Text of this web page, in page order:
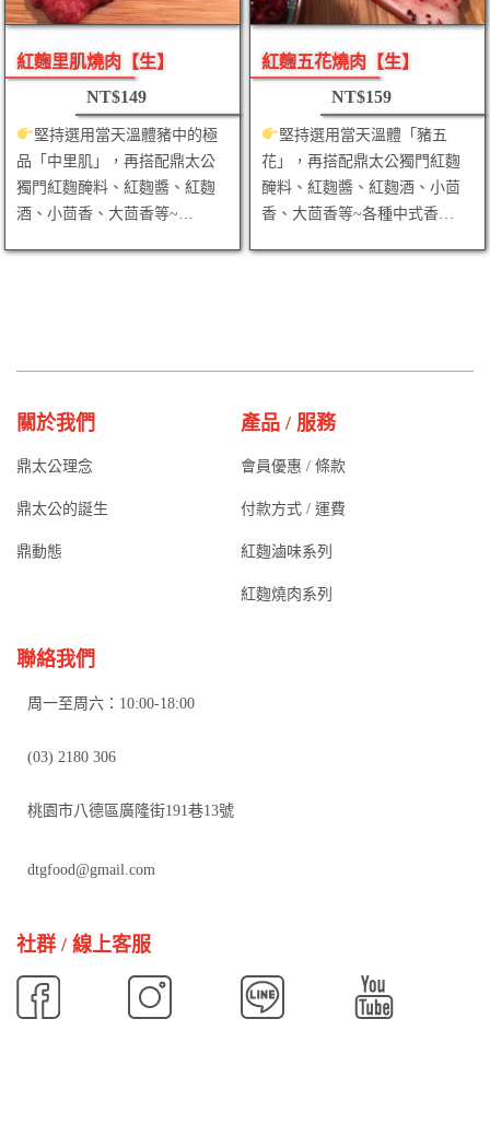
紅麴里肌燒肉【生】
NT$149
堅持選用當天溫體豬中的極
品「中里肌」，再搭配鼎太公
獨門紅麴醃料、紅麴醬、紅麴
酒、小茴香、大茴香等~…
紅麴五花燒肉【生】
NT$159
堅持選用當天溫體「豬五
花」，再搭配鼎太公獨門紅麴
醃料、紅麴醬、紅麴酒、小茴
香、大茴香等~各種中式香…
關於我們
鼎太公理念
鼎太公的誕生
鼎動態
產品 / 服務
會員優惠 / 條款
付款方式 / 運費
紅麴滷味系列
紅麴燒肉系列
聯絡我們
周一至周六：10:00-18:00
(03) 2180 306
桃園市八德區廣隆街191巷13號
dtgfood@gmail.com
社群 / 線上客服